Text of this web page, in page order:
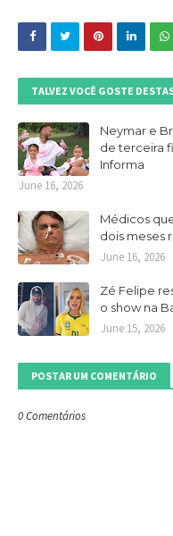
TALVEZ VOCÊ GOSTE
Neymar e
de terceira
Informa
June 16, 2026
Médicos
dois meses
June 16, 2026
Zé Felipe
o show na
June 15, 2026
POSTAR UM COMENTÁRIO
0 Comentários